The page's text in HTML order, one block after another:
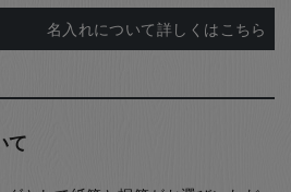
名入れについて詳しくはこちら
て